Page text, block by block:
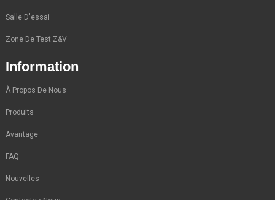
Salle D'essai
Zone De Test Z&V
Information
À Propos De Nous
Produits
Avantage
FAQ
Nouvelles